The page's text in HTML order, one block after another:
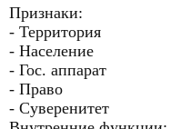
Признаки:
- Территория
- Население
- Гос. аппарат
- Право
- Суверенитет